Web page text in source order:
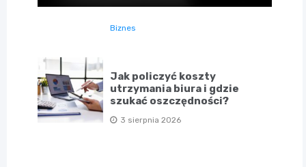
Biznes
Jak policzyć koszty
utrzymania biura i gdzie
szukać oszczędności?
3 sierpnia 2026